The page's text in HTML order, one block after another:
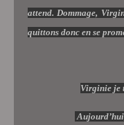
attend. Dommage,
quittons donc en se
Virginie je